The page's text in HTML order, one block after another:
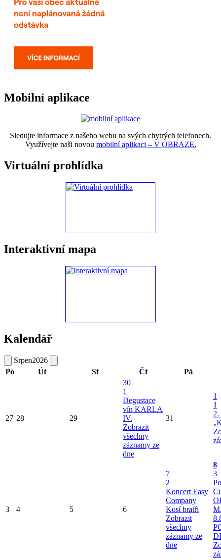
Mobilní aplikace
Sledujte informace z našeho webu na svých chytrých telefonech.
Využívejte naši novou mobilní aplikaci – V OBRAZE.
Virtuální prohlídka
Interaktivní mapa
Kalendář
Srpen2026
Po
Út St Čt Pá
27 28 29
30
1
Degustace
vín KARLA
IV.
Zobrazit
všechny
záznamy ze
dne
31
1
1
2.
3 4 5 6
7
2
Koncert Easy
Company
Kosí bratři
Zobrazit
všechny
záznamy ze
dne
8
3